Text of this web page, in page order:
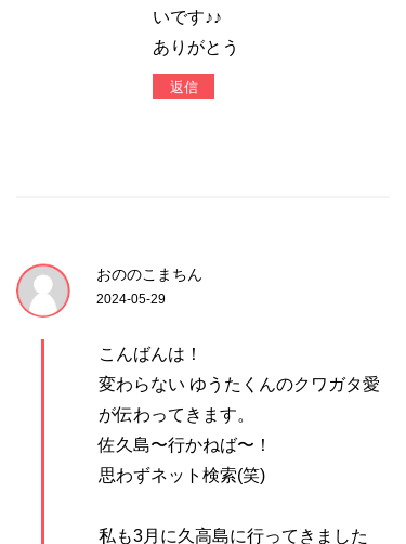
いです♪♪
ありがとう
返信
おののこまちん
2024-05-29
こんばんは！
変わらない ゆうたくんのクワガタ愛
が伝わってきます。
佐久島〜行かねば〜！
思わずネット検索(笑)
私も3月に久高島に行ってきました